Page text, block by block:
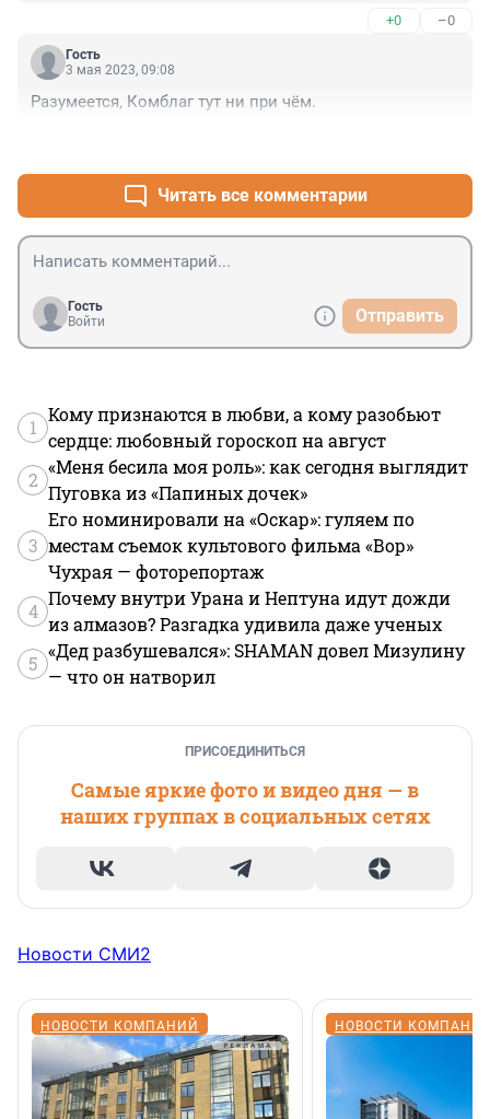
+0 –0
Гость
3 мая 2023, 09:08
Разумеется, Комблаг тут ни при чём.
Читать все комментарии
Гость
Войти
Отправить
1
Кому признаются в любви, а кому разобьют
сердце: любовный гороскоп на август
2
«Меня бесила моя роль»: как сегодня выглядит
Пуговка из «Папиных дочек»
3
Его номинировали на «Оскар»: гуляем по
местам съемок культового фильма «Вор»
Чухрая — фоторепортаж
4
Почему внутри Урана и Нептуна идут дожди
из алмазов? Разгадка удивила даже ученых
5
«Дед разбушевался»: SHAMAN довел Мизулину
— что он натворил
ПРИСОЕДИНИТЬСЯ
Самые яркие фото и видео дня — в
наших группах в социальных сетях
Новости СМИ2
НОВОСТИ КОМПАНИЙ НОВОСТИ